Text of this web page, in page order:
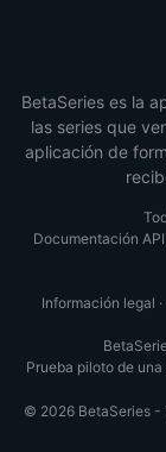
BetaSeries es la
las series que
aplicación de
Documentación API
Información legal ·
Prueba piloto de
© 2026 BetaSeries -